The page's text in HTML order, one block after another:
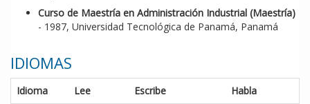
Curso de Maestría en Administración Industrial (Maestría)
- 1987, Universidad Tecnológica de Panamá, Panamá
IDIOMAS
Idioma Lee Escribe
Habla